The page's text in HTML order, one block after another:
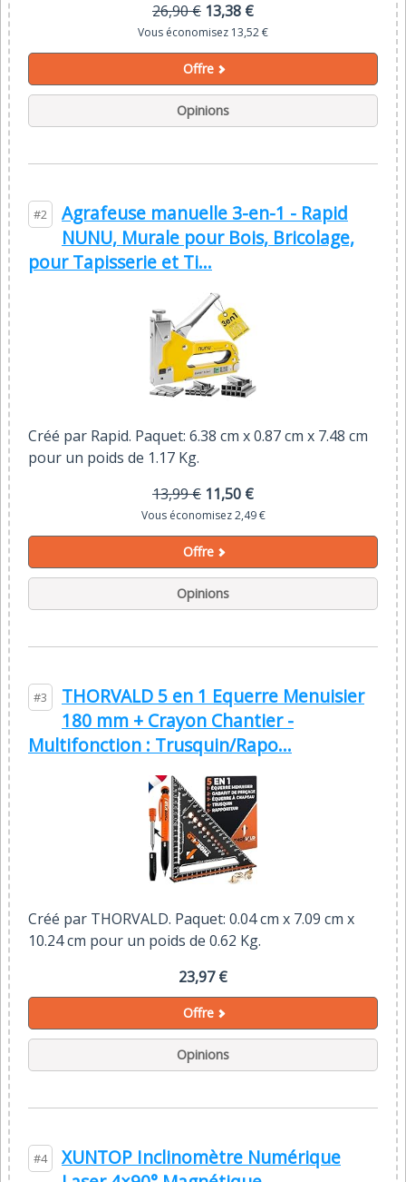
26,90 € 13,38 €
Vous économisez 13,52 €
Offre
Opinions
#2
Agrafeuse manuelle 3-en-1 - Rapid
NUNU, Murale pour Bois, Bricolage,
pour Tapisserie et Ti...
Créé par Rapid. Paquet: 6.38 cm x 0.87 cm x 7.48 cm
pour un poids de 1.17 Kg.
13,99 € 11,50 €
Vous économisez 2,49 €
Offre
Opinions
#3
THORVALD 5 en 1 Equerre Menuisier
180 mm + Crayon Chantier -
Multifonction : Trusquin/Rapo...
Créé par THORVALD. Paquet: 0.04 cm x 7.09 cm x
10.24 cm pour un poids de 0.62 Kg.
23,97 €
Offre
Opinions
#4
XUNTOP Inclinomètre Numérique